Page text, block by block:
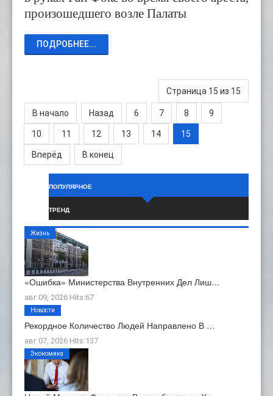
произошедшего возле Палаты
ПОДРОБНЕЕ...
Страница 15 из 15
В начало Назад 6 7 8 9
10 11 12 13 14 15
Вперёд В конец
ПОПУЛЯРНОЕ
ТРЕНД
«Ошибка» Министерства Внутренних Дел Лиш…
авг 09, 2026 Hits:67
Жизнь
Рекордное Количество Людей Направлено В …
авг 07, 2026 Hits:137
Новости
Экономика